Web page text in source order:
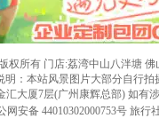
所有 门店:荔湾中山八泮塘 佛
明：本站风景图片大部分自行
汇大厦7层(广州康辉总部) 如
网安备 44010302000753号 旅行